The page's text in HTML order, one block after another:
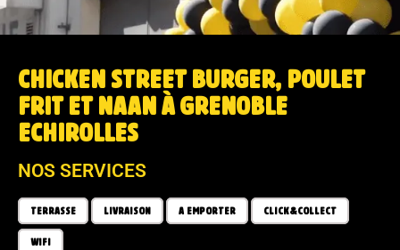
CHICKEN STREET BURGER, POULET
FRIT ET NAAN À GRENOBLE
ECHIROLLES
NOS SERVICES
TERRASSE LIVRAISON A EMPORTER CLICK&COLLECT
WIFI